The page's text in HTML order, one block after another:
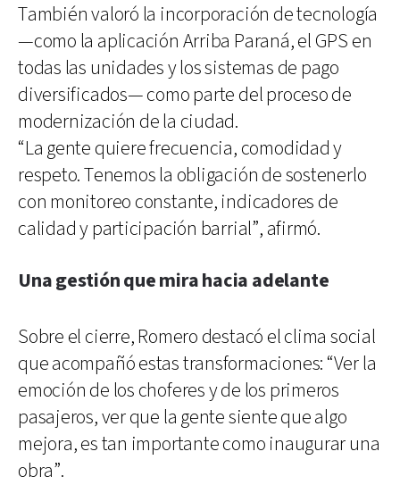
También valoró la incorporación de tecnología
—como la aplicación Arriba Paraná, el GPS en
todas las unidades y los sistemas de pago
diversificados— como parte del proceso de
modernización de la ciudad.
“La gente quiere frecuencia, comodidad y
respeto. Tenemos la obligación de sostenerlo
con monitoreo constante, indicadores de
calidad y participación barrial”, afirmó.
Una gestión que mira hacia adelante
Sobre el cierre, Romero destacó el clima social
que acompañó estas transformaciones: “Ver la
emoción de los choferes y de los primeros
pasajeros, ver que la gente siente que algo
mejora, es tan importante como inaugurar una
obra”.